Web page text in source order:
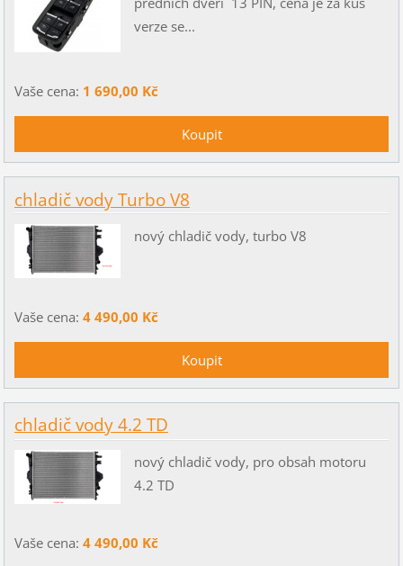
verze se...
Vaše cena: 1 690,00 Kč
chladič vody Turbo V8
nový chladič vody, turbo V8
Vaše cena: 4 490,00 Kč
chladič vody 4.2 TD
nový chladič vody, pro obsah motoru
4.2 TD
Vaše cena: 4 490,00 Kč